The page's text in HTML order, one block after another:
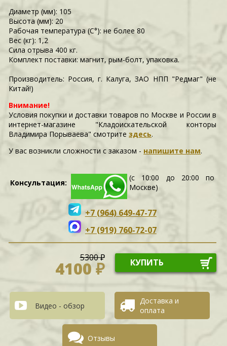
Диаметр (мм): 105
Высота (мм): 20
Рабочая температура (С°): не более 80
Вес (кг): 1,2
Сила отрыва 400 кг.
Комплект поставки: магнит, рым-болт, упаковка.
Производитель: Россия, г. Калуга, ЗАО НПП "Редмаг" (не
Китай!)
Внимание!
Условия покупки и доставки товаров по Москве и России в
интернет-магазине "Кладоискательской конторы
Владимира Порываева" смотритездесь.
У вас возникли сложности c заказом - напишите нам.
Консультация:
(с 10:00 до 20:00 по
Москве)
+7 (964) 649-47-77
+7 (919) 760-72-07
5300 ₽
4100 ₽ КУПИТЬ
Видео - обзор
Доставка и
оплата
Отзывы